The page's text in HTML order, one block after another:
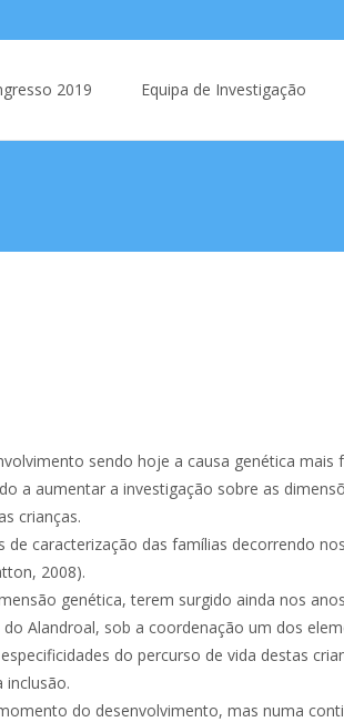
2019
Equipa de Investigação
sendo hoje a causa genética
a aumentar a investigação sobre as
crianças.
caracterização das famílias decorrendo
2008).
genética, terem surgido ainda nos
Alandroal, sob a coordenação um dos
do percurso de vida destas
inclusão.
do desenvolvimento, mas numa